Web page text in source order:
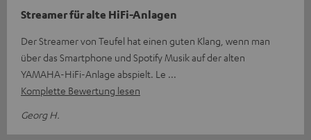
Streamer für alte HiFi-Anlagen
Der Streamer von Teufel hat einen guten Klang, wenn man
über das Smartphone und Spotify Musik auf der alten
YAMAHA-HiFi-Anlage abspielt. Le
Komplette Bewertung lesen
Georg H.